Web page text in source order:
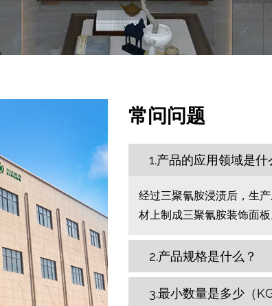
常问问题
1.产品的应用领域是什
经过三聚氰胺浸渍后，生
材上制成三聚氰胺装饰面
2.产品规格是什么？
3.最小数量是多少（